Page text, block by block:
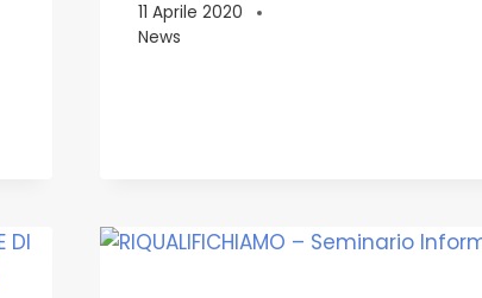
11 Aprile 2020
News